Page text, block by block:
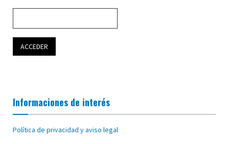
Informaciones de interés
Política de privacidad y aviso legal